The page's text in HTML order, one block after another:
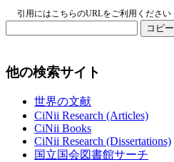
引用にはこちらのURLをご利用ください
コピー
他の検索サイト
世界の文献
CiNii Research (Articles)
CiNii Books
CiNii Research (Dissertations)
国立国会図書館サーチ